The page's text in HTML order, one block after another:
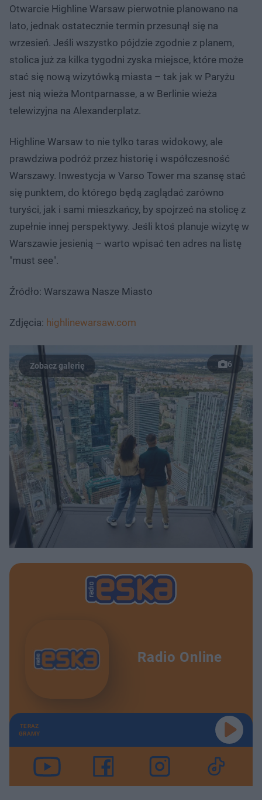
Otwarcie Highline Warsaw pierwotnie planowano na
lato, jednak ostatecznie termin przesunął się na
wrzesień. Jeśli wszystko pójdzie zgodnie z planem,
stolica już za kilka tygodni zyska miejsce, które może
stać się nową wizytówką miasta – tak jak w Paryżu
jest nią wieża Montparnasse, a w Berlinie wieża
telewizyjna na Alexanderplatz.
Highline Warsaw to nie tylko taras widokowy, ale
prawdziwa podróż przez historię i współczesność
Warszawy. Inwestycja w Varso Tower ma szansę stać
się punktem, do którego będą zaglądać zarówno
turyści, jak i sami mieszkańcy, by spojrzeć na stolicę z
zupełnie innej perspektywy. Jeśli ktoś planuje wizytę w
Warszawie jesienią – warto wpisać ten adres na listę
"must see".
Źródło: Warszawa Nasze Miasto
Zdjęcia: highlinewarsaw.com
6
Radio Online
TERAZ
GRAMY